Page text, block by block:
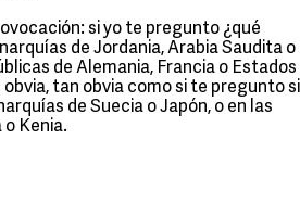
si yo te pregunto ¿qué
de Jordania, Arabia Saudita o
de Alemania, Francia o Estados
obvia, tan obvia como si te pregunto si
de Suecia o Japón, o en las
o Kenia.